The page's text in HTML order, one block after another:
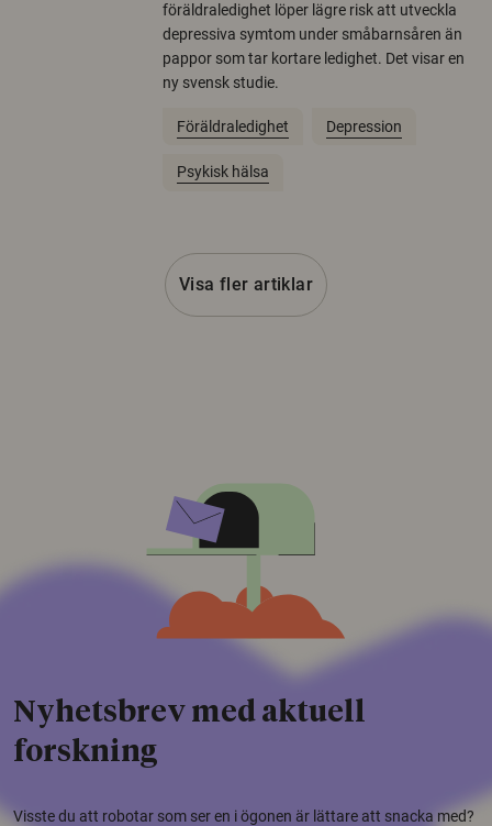
föräldraledighet löper lägre risk att utveckla
depressiva symtom under småbarnsåren än
pappor som tar kortare ledighet. Det visar en
ny svensk studie.
Föräldraledighet Depression
Psykisk hälsa
Visa fler artiklar
Nyhetsbrev med aktuell
forskning
Visste du att robotar som ser en i ögonen är lättare att snacka med?